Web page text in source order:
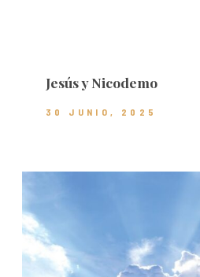
Jesús y Nicodemo
30 JUNIO, 2025